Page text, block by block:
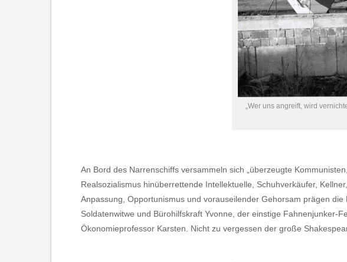
„Wer uns angreift, wird
An Bord des Narrenschiffs versammeln sich „überzeugte
Realsozialismus hinüberrettende Intellektuelle, Schuhverkäufer,
Anpassung, Opportunismus und vorauseilender Gehorsam prägen
Soldatenwitwe und Bürohilfskraft Yvonne, der einstige Fahnenjunker-
Ökonomieprofessor Karsten. Nicht zu vergessen der große